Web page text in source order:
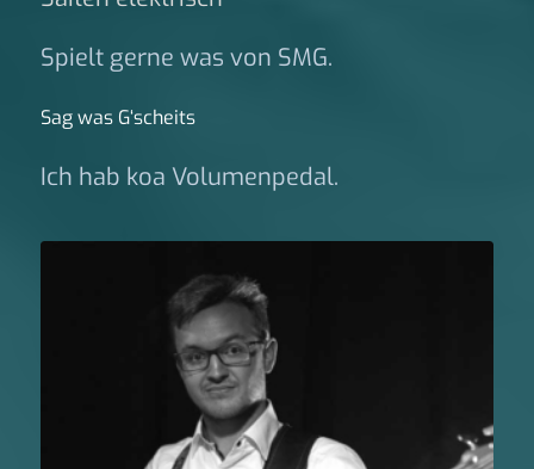
Spielt gerne was von SMG.
Sag was G‘scheits
Ich hab koa Volumenpedal.